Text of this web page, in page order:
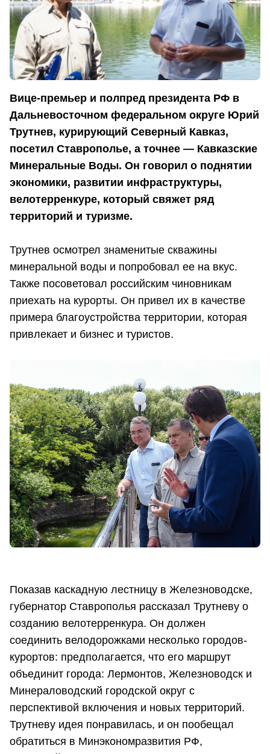
Вице-премьер и полпред президента РФ в
Дальневосточном федеральном округе Юрий
Трутнев, курирующий Северный Кавказ,
посетил Ставрополье, а точнее — Кавказские
Минеральные Воды. Он говорил о поднятии
экономики, развитии инфраструктуры,
велотерренкуре, который свяжет ряд
территорий и туризме.
Трутнев осмотрел знаменитые скважины
минеральной воды и попробовал ее на вкус.
Также посоветовал российским чиновникам
приехать на курорты. Он привел их в качестве
примера благоустройства территории, которая
привлекает и бизнес и туристов.
Показав каскадную лестницу в Железноводске,
губернатор Ставрополья рассказал Трутневу о
созданию велотерренкура. Он должен
соединить велодорожками несколько городов-
курортов: предполагается, что его маршрут
объединит города: Лермонтов, Железноводск и
Минераловодский городской округ с
перспективой включения и новых территорий.
Трутневу идея понравилась, и он пообещал
обратиться в Минэкономразвития РФ,